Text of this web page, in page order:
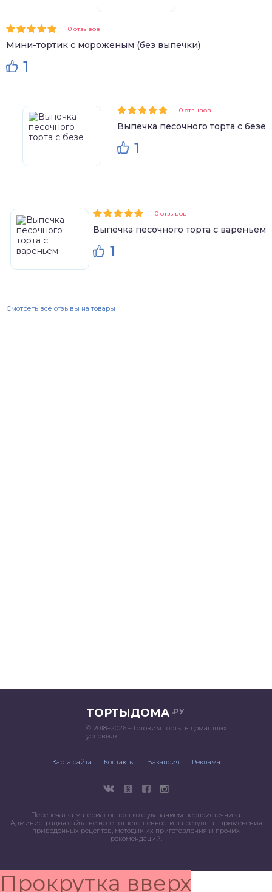
0 отзывов
Мини-тортик с мороженым (без выпечки)
1
0 отзывов
Выпечка песочного торта с безе
1
0 отзывов
Выпечка песочного торта с вареньем
1
Смотреть все отзывы на товары
ТОРТЫДОМА .РУ
© 2018–2026 – Готовим торты в домашних
условиях
Карта сайта Контакты Вакансия Реклама
Перепечатка материалов только с указанием первоисточника.
Администрация сайта не несет ответственности за результат применения
приведенных рецептов, методик их приготовления и прочих
рекомендаций.
Прокрутка вверх